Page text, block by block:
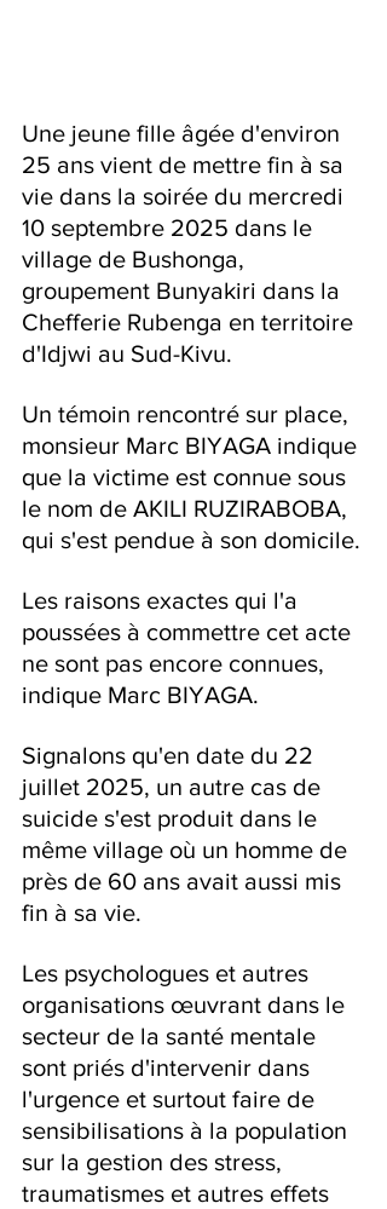
Une jeune fille âgée d'environ
25 ans vient de mettre fin à sa
vie dans la soirée du mercredi
10 septembre 2025 dans le
village de Bushonga,
groupement Bunyakiri dans la
Chefferie Rubenga en territoire
d'Idjwi au Sud-Kivu.
Un témoin rencontré sur place,
monsieur Marc BIYAGA indique
que la victime est connue sous
le nom de AKILI RUZIRABOBA,
qui s'est pendue à son domicile.
Les raisons exactes qui l'a
poussées à commettre cet acte
ne sont pas encore connues,
indique Marc BIYAGA.
Signalons qu'en date du 22
juillet 2025, un autre cas de
suicide s'est produit dans le
même village où un homme de
près de 60 ans avait aussi mis
fin à sa vie.
Les psychologues et autres
organisations œuvrant dans le
secteur de la santé mentale
sont priés d'intervenir dans
l'urgence et surtout faire de
sensibilisations à la population
sur la gestion des stress,
traumatismes et autres effets